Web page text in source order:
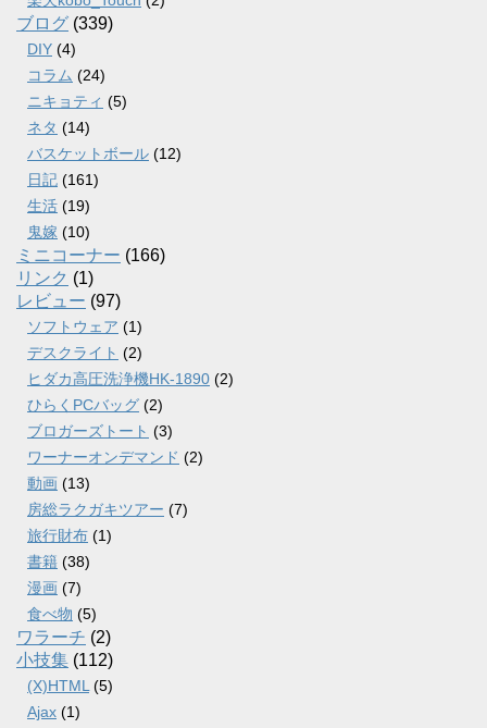
ブログ (339)
DIY (4)
コラム (24)
ニキョティ (5)
ネタ (14)
バスケットボール (12)
日記 (161)
生活 (19)
鬼嫁 (10)
ミニコーナー (166)
リンク (1)
レビュー (97)
ソフトウェア (1)
デスクライト (2)
ヒダカ高圧洗浄機HK-1890 (2)
ひらくPCバッグ (2)
ブロガーズトート (3)
ワーナーオンデマンド (2)
動画 (13)
房総ラクガキツアー (7)
旅行財布 (1)
書籍 (38)
漫画 (7)
食べ物 (5)
ワラーチ (2)
小技集 (112)
(X)HTML (5)
Ajax (1)